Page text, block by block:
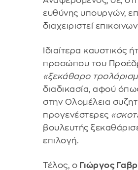
ευθύνης υπουργών,
διαχειριστεί
Ιδιαίτερα
προσώπου του
«ξεκάθαρο
διαδικασία, αφού
στην Ολομέλεια
προγενέστερες
βουλευτής
επιλογή.
Τέλος, ο Γιώργος